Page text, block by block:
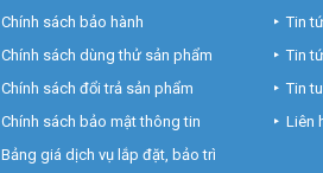
Chính sách bảo hành
Chính sách dùng thử sản phẩm
Chính sách đổi trả sản phẩm
Chính sách bảo mật thông tin
Bảng giá dịch vụ lắp đặt, bảo trì
Tin
Tin
Tin
Liên